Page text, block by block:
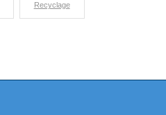
Recyclage